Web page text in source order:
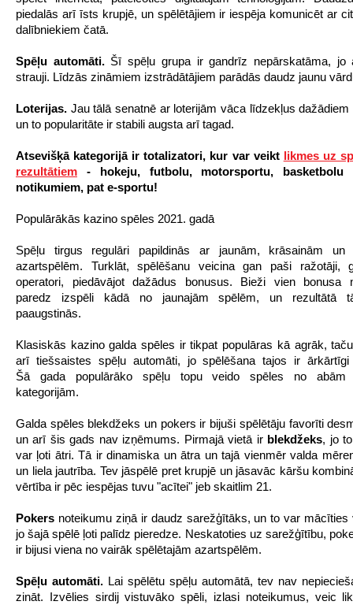
piedalās arī īsts krupjē, un spēlētājiem ir iespēja komunicēt ar
dalībniekiem čatā.
Spēļu automāti.Šī spēļu grupa ir gandrīz nepārskatāma, jo
strauji. Līdzās zināmiem izstrādātājiem parādās daudz jaunu
Loterijas. Jau tālā senatnē ar loterijām vāca līdzekļus dažādiem
un to popularitāte ir stabili augsta arī tagad.
Atsevišķā kategorijā ir totalizatori, kur var veikt likmes uz
rezultātiem - hokeju, futbolu, motorsportu, basketbolu
notikumiem, pat e-sportu!
Populārākās kazino spēles 2021. gadā
Spēļu tirgus regulāri papildinās ar jaunām, krāsainām un
azartspēlēm. Turklāt, spēlēšanu veicina gan paši ražotāji,
operatori, piedāvājot dažādus bonusus. Bieži vien bonusa
paredz izspēli kādā no jaunajām spēlēm, un rezultātā
paaugstinās.
Klasiskās kazino galda spēles ir tikpat populāras kā agrāk,
arī tiešsaistes spēļu automāti, jo spēlēšana tajos ir ārkārtīgi
Šā gada populārāko spēļu topu veido spēles no abām
kategorijām.
Galda spēles blekdžeks un pokers ir bijuši spēlētāju favorīti
un arī šis gads nav izņēmums. Pirmajā vietā ir blekdžeks, jo
var ļoti ātri. Tā ir dinamiska un ātra un tajā vienmēr valda
un liela jautrība. Tev jāspēlē pret krupjē un jāsavāc kāršu
vērtība ir pēc iespējas tuvu "acītei" jeb skaitlim 21.
Pokers noteikumu ziņā ir daudz sarežģītāks, un to var mācīties
jo šajā spēlē ļoti palīdz pieredze. Neskatoties uz sarežģītību,
ir bijusi viena no vairāk spēlētajām azartspēlēm.
Spēļu automāti. Lai spēlētu spēļu automātā, tev nav
zināt. Izvēlies sirdij vistuvāko spēli, izlasi noteikumus, veic